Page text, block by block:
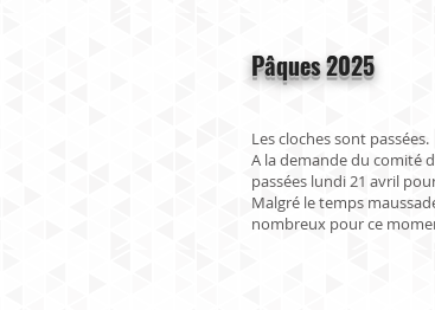
Pâques 2025
Les cloches sont passées.
A la demande du comité
passées lundi 21 avril
Malgré le temps
nombreux pour ce